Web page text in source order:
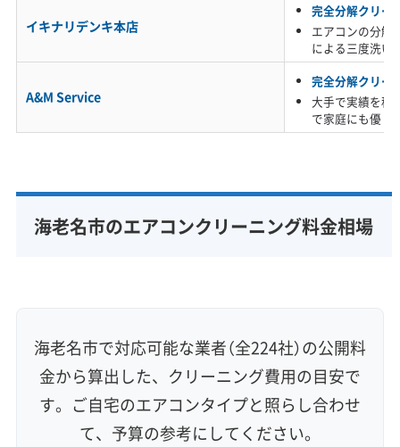
海老名市のエアコン汚れで特に厄介なのは、大
型トラックなどから出る排ガスに含まれる、油
分を含んだ黒い粒子です。これが換気などで室
内に入り、キッチンの調理油煙と混ざると、粘
この油っぽいホコリが、相模川流域ならではの
水を弾く性質の黒い油膜とカビが一体化した、
頑固な汚れがびっしりとこびりつくのです。
イキナリデンキ本店
完全分解クリー
エアコンの分解
による三度洗い
A&M Service
完全分解クリー
大手で実績を積
で家庭にも優し
海老名市のエアコンクリーニング料金相場
海老名市で対応可能な業者（全224社）の公開料
金から算出した、クリーニング費用の目安で
す。ご自宅のエアコンタイプと照らし合わせ
て、予算の参考にしてください。